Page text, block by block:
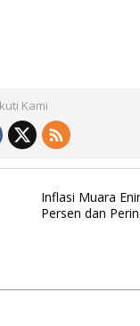
Kami
Inflasi Muara
Persen dan